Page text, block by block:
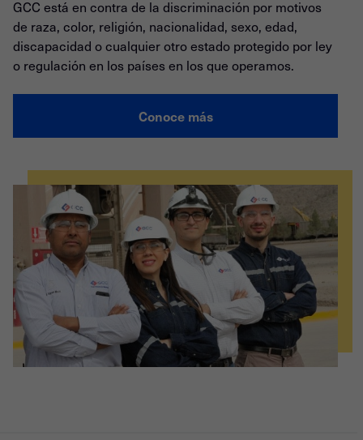
GCC está en contra de la discriminación por motivos
de raza, color, religión, nacionalidad, sexo, edad,
discapacidad o cualquier otro estado protegido por ley
o regulación en los países en los que operamos.
Conoce más